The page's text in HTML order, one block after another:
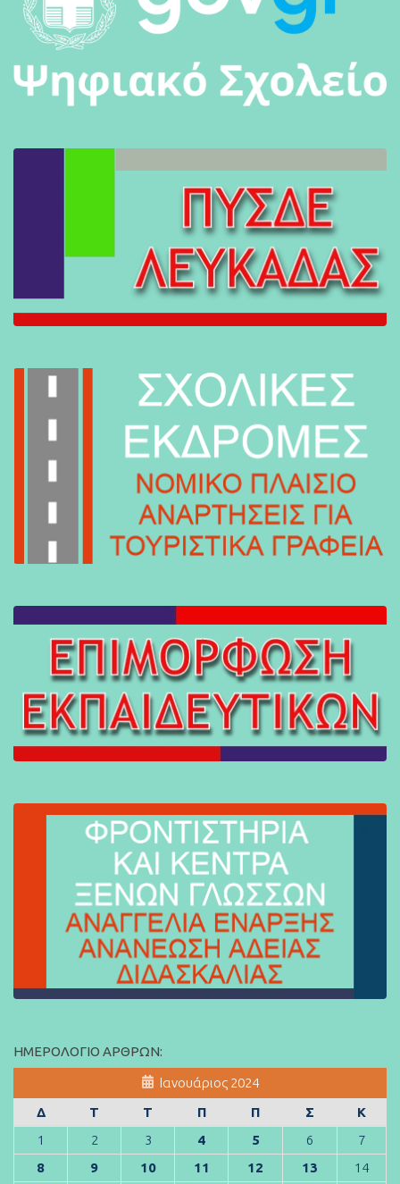
ΗΜΕΡΟΛΌΓΙΟ ΆΡΘΡΩΝ:
Ιανουάριος 2024
Δ
Τ Τ Π Π Σ
Κ
1
2 3 4 5 6
7
8
9 10 11 12 13 14